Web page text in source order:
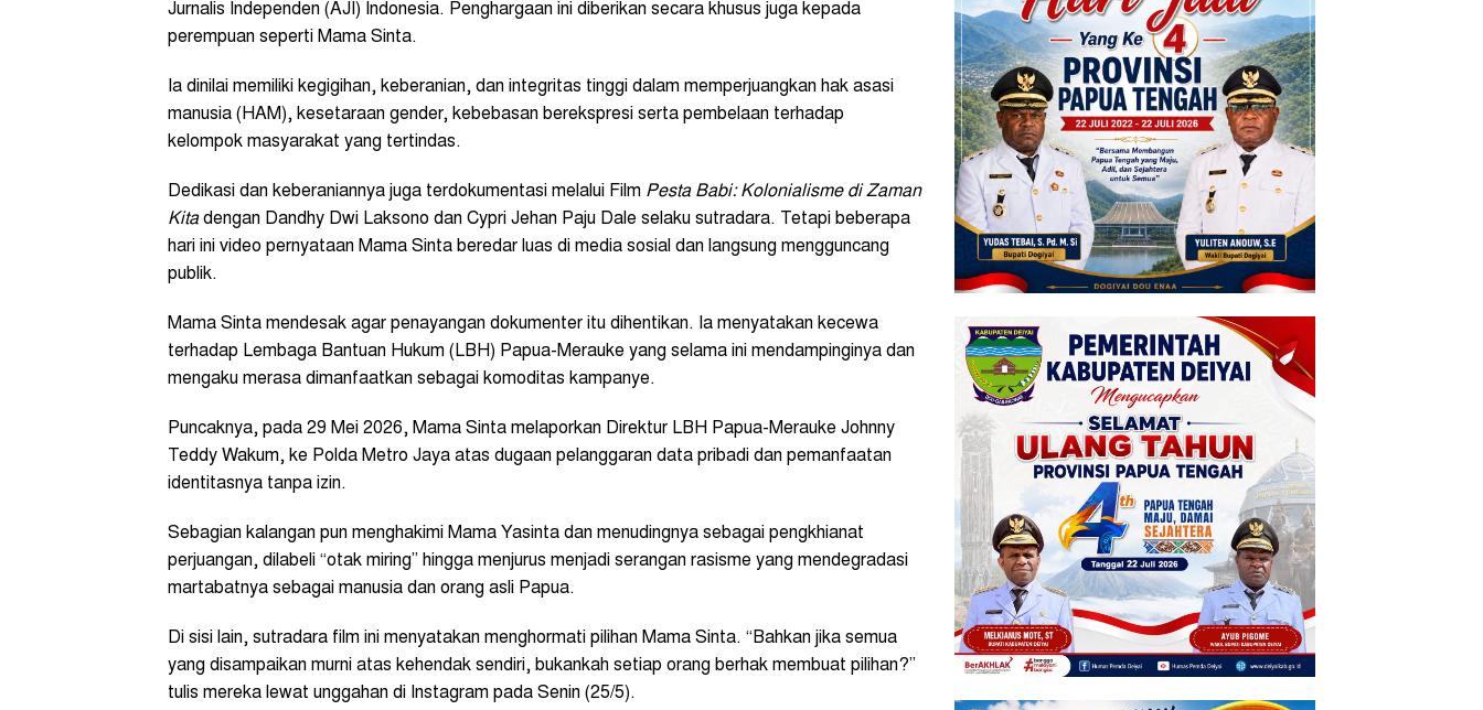
Jurnalis Independen (AJI) Indonesia. Penghargaan ini diberikan secara khusus juga kepada
perempuan seperti Mama Sinta.
Ia dinilai memiliki kegigihan, keberanian, dan integritas tinggi dalam memperjuangkan hak asasi
manusia (HAM), kesetaraan gender, kebebasan berekspresi serta pembelaan terhadap
kelompok masyarakat yang tertindas.
Dedikasi dan keberaniannya juga terdokumentasi melalui Film Pesta Babi: Kolonialisme di Zaman
Kitadengan Dandhy Dwi Laksono dan Cypri Jehan Paju Dale selaku sutradara. Tetapi beberapa
hari ini video pernyataan Mama Sinta beredar luas di media sosial dan langsung mengguncang
publik.
Mama Sinta mendesak agar penayangan dokumenter itu dihentikan. Ia menyatakan kecewa
terhadap Lembaga Bantuan Hukum (LBH) Papua-Merauke yang selama ini mendampinginya dan
mengaku merasa dimanfaatkan sebagai komoditas kampanye.
Puncaknya, pada 29 Mei 2026, Mama Sinta melaporkan Direktur LBH Papua-Merauke Johnny
Teddy Wakum, ke Polda Metro Jaya atas dugaan pelanggaran data pribadi dan pemanfaatan
identitasnya tanpa izin.
Sebagian kalangan pun menghakimi Mama Yasinta dan menudingnya sebagai pengkhianat
perjuangan, dilabeli “otak miring” hingga menjurus menjadi serangan rasisme yang mendegradasi
martabatnya sebagai manusia dan orang asli Papua.
Di sisi lain, sutradara film ini menyatakan menghormati pilihan Mama Sinta. “Bahkan jika semua
yang disampaikan murni atas kehendak sendiri, bukankah setiap orang berhak membuat pilihan?”
tulis mereka lewat unggahan di Instagram pada Senin (25/5).